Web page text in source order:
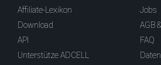
Affiliate-Lexikon
Download
API
Unterstütze ADCELL
Jobs
AGB
FAQ